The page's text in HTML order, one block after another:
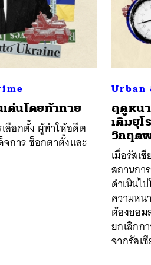
ด่นโดยท้าทาย
ลือกตั้ง ผู้ทำให้อดีต
การ ช็อกตาตั้งและ
Urban
ฤดูหน
เติมยุ
วิกฤต
เมื่อรัสเ
สถานกา
ดำเนินไ
ความหน
ต้องยอม
ยกเลิกก
จากรัสเ